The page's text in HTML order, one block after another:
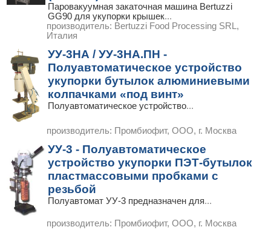
Паровакуумная закаточная машина Bertuzzi
GG90 для укупорки крышек...
производитель: Bertuzzi Food Processing SRL,
Италия
УУ-3НА / УУ-3НА.ПН -
Полуавтоматическое устройство
укупорки бутылок алюминиевыми
колпачками «под винт»
Полуавтоматическое устройство...
производитель: Промбиофит, ООО, г. Москва
УУ-3 - Полуавтоматическое
устройство укупорки ПЭТ-бутылок
пластмассовыми пробками с
резьбой
Полуавтомат УУ-3 предназначен для...
производитель: Промбиофит, ООО, г. Москва